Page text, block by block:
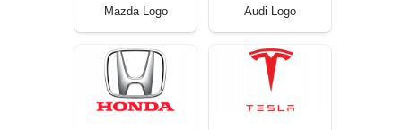
Mazda Logo Audi Logo